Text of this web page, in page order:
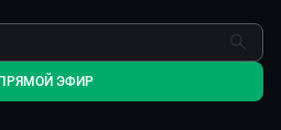
ПРЯМОЙ ЭФИР